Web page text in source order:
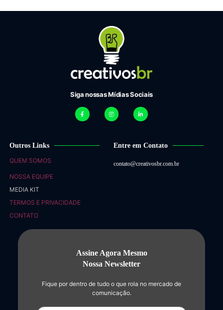
Siga nossas Mídias Sociais
Outros Links
QUEM SOMOS
NOSSA EQUIPE
MEDIA KIT
TERMOS E PRIVACIDADE
CONTATO
Entre em Contato
contato@creativosbr.com.br
Assine Agora Mesmo
Nossa Newsletter
Fique por dentro de tudo o que rola no mercado de
comunicação.